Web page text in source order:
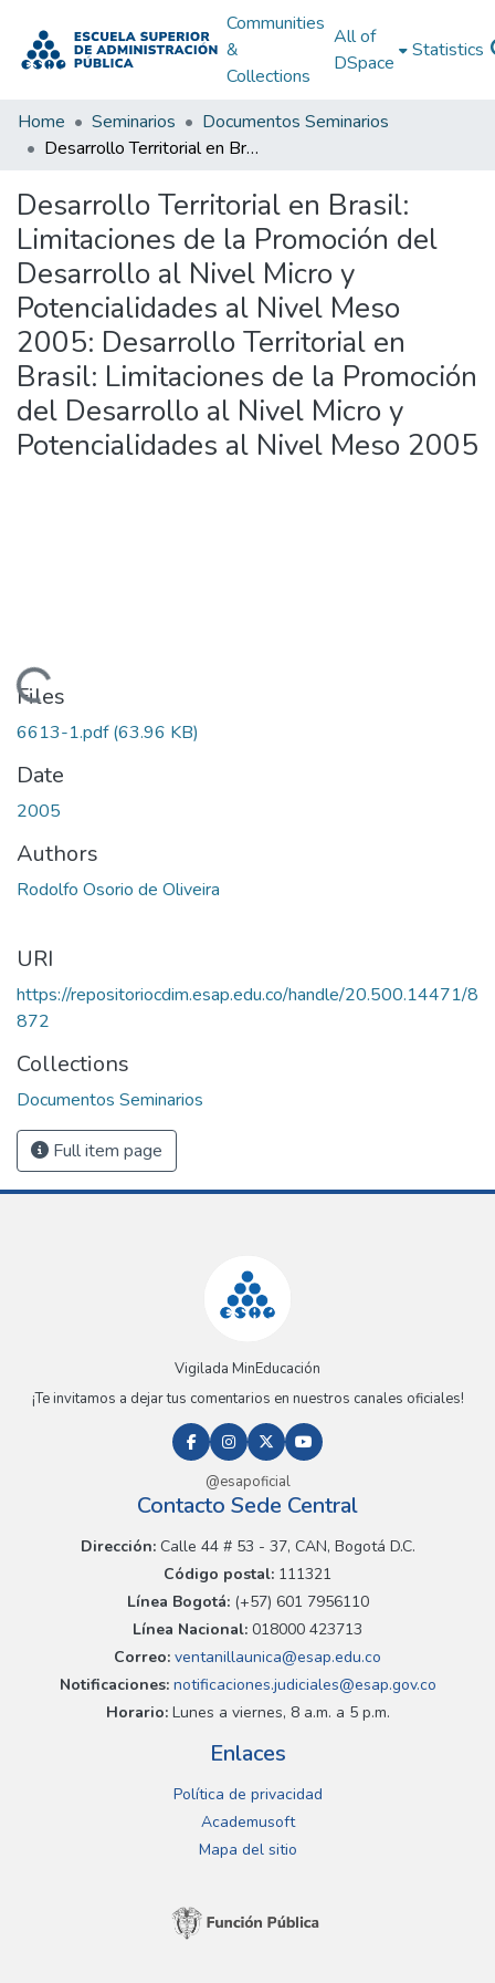
Communities
&
Collections
All of
DSpace
Statistics
Home Seminarios
Documentos Seminarios
Desarrollo Territorial en Brasil: Limitaciones de la Promoción del Desarrollo al Nivel Micro y Potencialidades al Nivel Meso 2005: Desarrollo Territorial en Brasil: Limitaciones de la Promoción del Desarrollo al Nivel Micro y Potencialidades al Nivel Meso 2005
Desarrollo Territorial en Brasil:
Limitaciones de la Promoción del
Desarrollo al Nivel Micro y
Potencialidades al Nivel Meso
2005: Desarrollo Territorial en
Brasil: Limitaciones de la Promoción
del Desarrollo al Nivel Micro y
Potencialidades al Nivel Meso 2005
Loading...
Files
6613-1.pdf(63.96 KB)
Date
2005
Authors
Rodolfo Osorio de Oliveira
URI
https://repositoriocdim.esap.edu.co/handle/20.500.14471/8
872
Collections
Documentos Seminarios
Full item page
Vigilada MinEducación
¡Te invitamos a dejar tus comentarios en nuestros canales oficiales!
@esapoficial
Contacto Sede Central
Dirección:Calle 44 # 53 - 37, CAN, Bogotá D.C.
Código postal: 111321
Línea Bogotá:(+57) 601 7956110
Línea Nacional: 018000 423713
Correo: ventanillaunica@esap.edu.co
Notificaciones:notificaciones.judiciales@esap.gov.co
Horario:Lunes a viernes, 8 a.m. a 5 p.m.
Enlaces
Política de privacidad
Academusoft
Mapa del sitio